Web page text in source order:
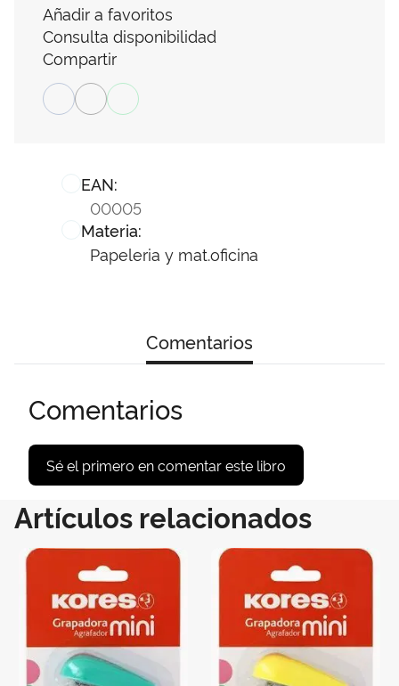
EAN:
00005
Materia:
Papeleria y mat.oficina
Añadir a favoritos
Consulta disponibilidad
Compartir
Comentarios
Comentarios
Sé el primero en comentar este libro
Artículos relacionados